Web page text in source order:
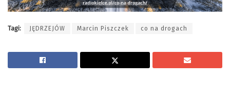
Tagi: JĘDRZEJÓW Marcin Piszczek co na drogach